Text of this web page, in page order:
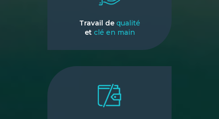
Travail de qualité
et clé en main